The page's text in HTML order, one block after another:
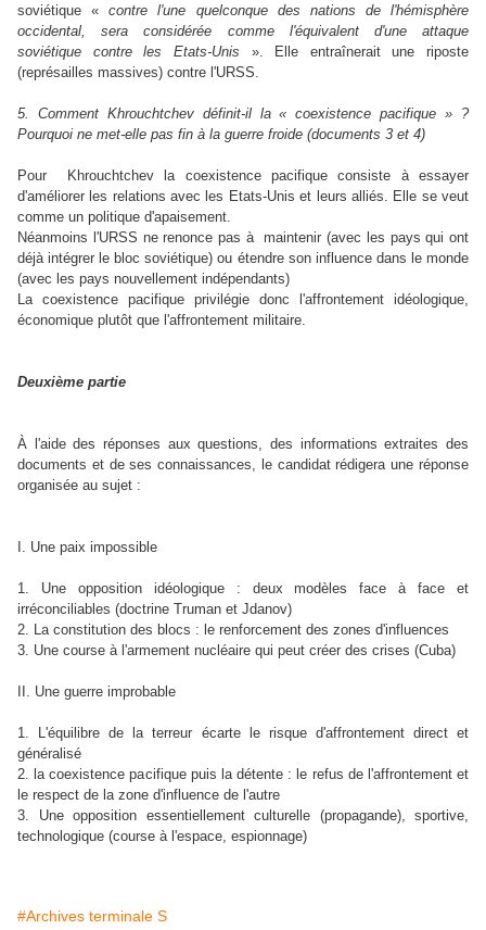
soviétique «contre l'une quelconque des nations de l'hémisphère
occidental, sera considérée comme l'équivalent d'une attaque
soviétique contre les Etats-Unis ». Elle entraînerait une riposte
(représailles massives) contre l'URSS.
5. Comment Khrouchtchev définit-il la « coexistence pacifique » ?
Pourquoi ne met-elle pas fin à la guerre froide (documents 3 et 4)
Pour Khrouchtchev la coexistence pacifique consiste à essayer
d'améliorer les relations avec les Etats-Unis et leurs alliés. Elle se veut
comme un politique d'apaisement.
Néanmoins l'URSS ne renonce pas à maintenir (avec les pays qui ont
déjà intégrer le bloc soviétique) ou étendre son influence dans le monde
(avec les pays nouvellement indépendants)
La coexistence pacifique privilégie donc l'affrontement idéologique,
économique plutôt que l'affrontement militaire.
Deuxième partie
À l'aide des réponses aux questions, des informations extraites des
documents et de ses connaissances, le candidat rédigera une réponse
organisée au sujet :
I. Une paix impossible
1. Une opposition idéologique : deux modèles face à face et
irréconciliables (doctrine Truman et Jdanov)
2. La constitution des blocs : le renforcement des zones d'influences
3. Une course à l'armement nucléaire qui peut créer des crises (Cuba)
II. Une guerre improbable
1. L'équilibre de la terreur écarte le risque d'affrontement direct et
généralisé
2. la coexistence pacifique puis la détente : le refus de l'affrontement et
le respect de la zone d'influence de l'autre
3. Une opposition essentiellement culturelle (propagande), sportive,
technologique (course à l'espace, espionnage)
#Archives terminale S